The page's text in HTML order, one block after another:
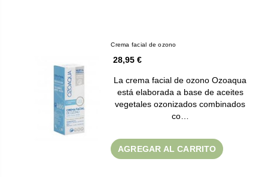
Crema facial de ozono
28,95 €
La crema facial de ozono Ozoaqua
está elaborada a base de aceites
vegetales ozonizados combinados
co…
AGREGAR AL CARRITO